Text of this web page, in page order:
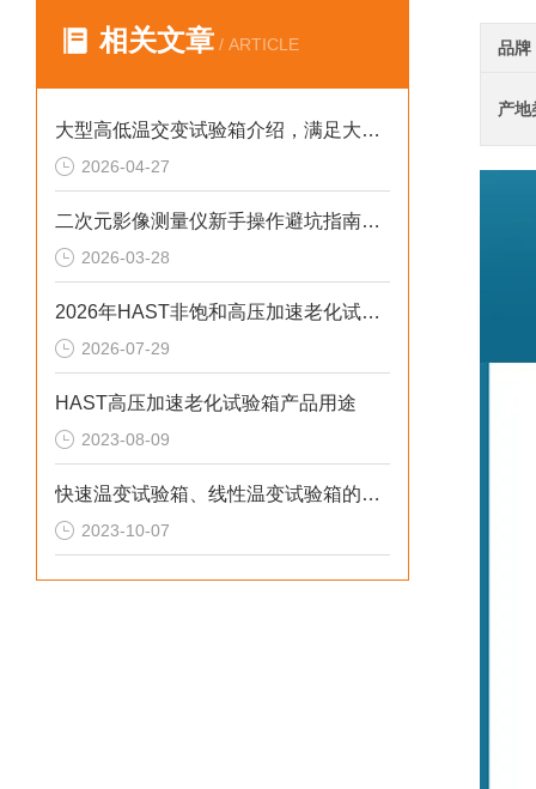
相关文章 / ARTICLE
大型高低温交变试验箱介绍，满足大件产品温变测试
2026-04-27
二次元影像测量仪新手操作避坑指南：从没有基础到独立测量
2026-03-28
2026年HAST非饱和高压加速老化试验箱技术解析：中小场景的高合规选型参考
2026-07-29
HAST高压加速老化试验箱产品用途
2023-08-09
快速温变试验箱、线性温变试验箱的用途与功能
2023-10-07
品牌
产地